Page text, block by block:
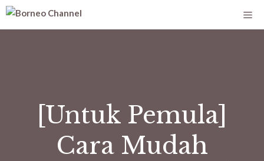
[Untuk Pemula]
Cara Mudah